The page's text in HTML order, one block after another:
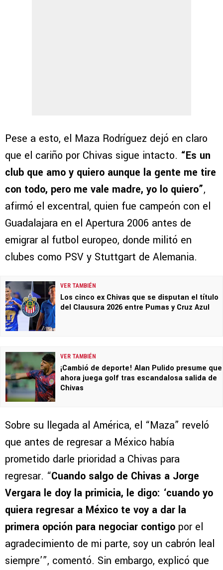
Pese a esto, el Maza Rodríguez dejó en claro
que el cariño por Chivas sigue intacto. “Es un
club que amo y quiero aunque la gente me tire
con todo, pero me vale madre, yo lo quiero”,
afirmó el excentral, quien fue campeón con el
Guadalajara en el Apertura 2006 antes de
emigrar al futbol europeo, donde militó en
clubes como PSV y Stuttgart de Alemania.
VER TAMBIÉN
Los cinco ex Chivas que se disputan el título
del Clausura 2026 entre Pumas y Cruz Azul
VER TAMBIÉN
¡Cambió de deporte! Alan Pulido presume que
ahora juega golf tras escandalosa salida de
Chivas
Sobre su llegada al América, el “Maza” reveló
que antes de regresar a México había
prometido darle prioridad a Chivas para
regresar. “Cuando salgo de Chivas a Jorge
Vergara le doy la primicia, le digo: ‘cuando yo
quiera regresar a México te voy a dar la
primera opción para negociar contigo por el
agradecimiento de mi parte, soy un cabrón leal
siempre’”, comentó. Sin embargo, explicó que